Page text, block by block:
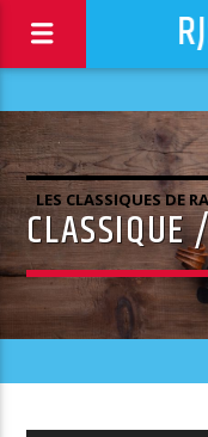
LES CLASSIQUES DE